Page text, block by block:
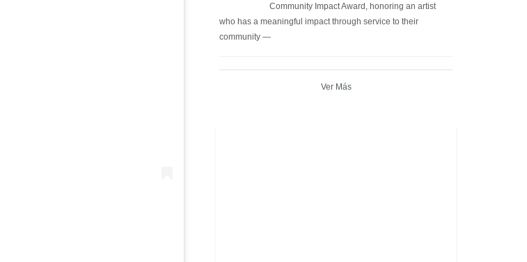
Community Impact Award, honoring an artist
who has a meaningful impact through service to their
community —
Ver Más